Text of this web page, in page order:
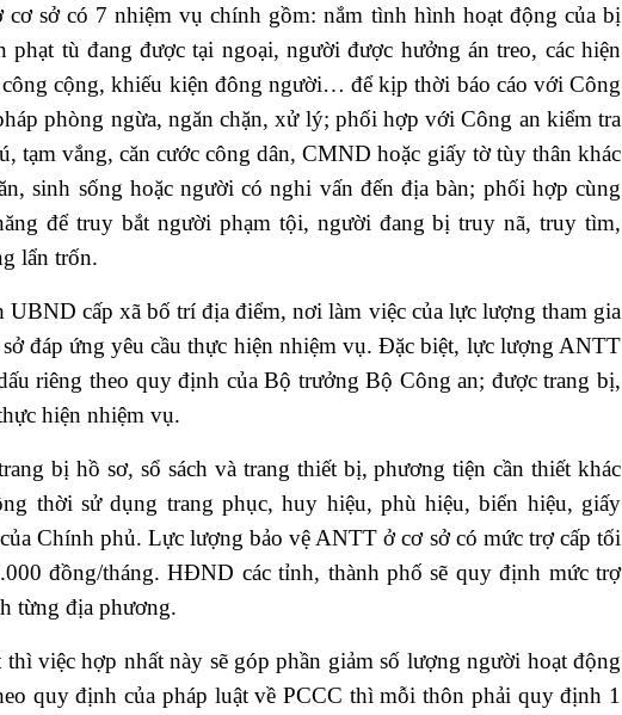
sở có 7 nhiệm vụ chính gồm: nắm tình hình hoạt động của bị
phạt tù đang được tại ngoại, người được hưởng án treo, các hiện
cộng, khiếu kiện đông người… để kịp thời báo cáo với Công
phòng ngừa, ngăn chặn, xử lý; phối hợp với Công an kiểm tra
tạm vắng, căn cước công dân, CMND hoặc giấy tờ tùy thân khác
sinh sống hoặc người có nghi vấn đến địa bàn; phối hợp cùng
để truy bắt người phạm tội, người đang bị truy nã, truy tìm,
lẩn trốn.
cấp xã bố trí địa điểm, nơi làm việc của lực lượng tham gia
đáp ứng yêu cầu thực hiện nhiệm vụ. Đặc biệt, lực lượng ANTT
riêng theo quy định của Bộ trưởng Bộ Công an; được trang bị,
hiện nhiệm vụ.
bị hồ sơ, sổ sách và trang thiết bị, phương tiện cần thiết khác
thời sử dụng trang phục, huy hiệu, phù hiệu, biển hiệu, giấy
Chính phủ. Lực lượng bảo vệ ANTT ở cơ sở có mức trợ cấp tối
đồng/tháng. HĐND các tỉnh, thành phố sẽ quy định mức trợ
từng địa phương.
việc hợp nhất này sẽ góp phần giảm số lượng người hoạt động
quy định của pháp luật về PCCC thì mỗi thôn phải quy định 1